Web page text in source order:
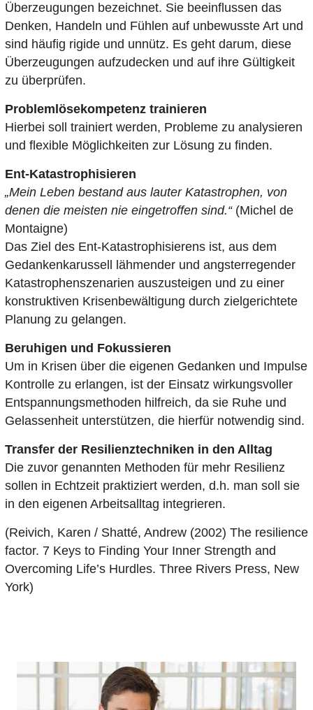
Überzeugungen bezeichnet. Sie beeinflussen das
Denken, Handeln und Fühlen auf unbewusste Art und
sind häufig rigide und unnütz. Es geht darum, diese
Überzeugungen aufzudecken und auf ihre Gültigkeit
zu überprüfen.
Problemlösekompetenz trainieren
Hierbei soll trainiert werden, Probleme zu analysieren
und flexible Möglichkeiten zur Lösung zu finden.
Ent-Katastrophisieren
„Mein Leben bestand aus lauter Katastrophen, von
denen die meisten nie eingetroffen sind.“(Michel de
Montaigne)
Das Ziel des Ent-Katastrophisierens ist, aus dem
Gedankenkarussell lähmender und angsterregender
Katastrophenszenarien auszusteigen und zu einer
konstruktiven Krisenbewältigung durch zielgerichtete
Planung zu gelangen.
Beruhigen und Fokussieren
Um in Krisen über die eigenen Gedanken und Impulse
Kontrolle zu erlangen, ist der Einsatz wirkungsvoller
Entspannungsmethoden hilfreich, da sie Ruhe und
Gelassenheit unterstützen, die hierfür notwendig sind.
Transfer der Resilienztechniken in den Alltag
Die zuvor genannten Methoden für mehr Resilienz
sollen in Echtzeit praktiziert werden, d.h. man soll sie
in den eigenen Arbeitsalltag integrieren.
(Reivich, Karen / Shatté, Andrew (2002) The resilience
factor. 7 Keys to Finding Your Inner Strength and
Overcoming Life’s Hurdles. Three Rivers Press, New
York)